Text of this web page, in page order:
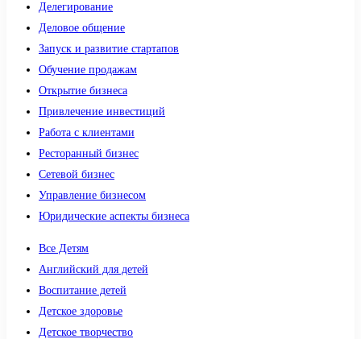
Делегирование
Деловое общение
Запуск и развитие стартапов
Обучение продажам
Открытие бизнеса
Привлечение инвестиций
Работа с клиентами
Ресторанный бизнес
Сетевой бизнес
Управление бизнесом
Юридические аспекты бизнеса
Все Детям
Английский для детей
Воспитание детей
Детское здоровье
Детское творчество